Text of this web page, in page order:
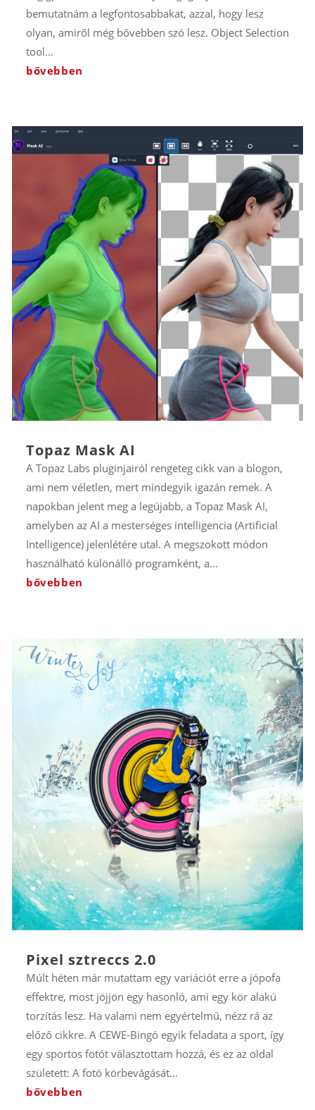
bemutatnám a legfontosabbakat, azzal, hogy lesz
olyan, amiről még bővebben szó lesz. Object Selection
tool...
bővebben
Topaz Mask AI
A Topaz Labs pluginjairól rengeteg cikk van a blogon,
ami nem véletlen, mert mindegyik igazán remek. A
napokban jelent meg a legújabb, a Topaz Mask AI,
amelyben az AI a mesterséges intelligencia (Artificial
Intelligence) jelenlétére utal. A megszokott módon
használható különálló programként, a...
bővebben
Pixel sztreccs 2.0
Múlt héten már mutattam egy variációt erre a jópofa
effektre, most jöjjön egy hasonló, ami egy kör alakú
torzítás lesz. Ha valami nem egyértelmű, nézz rá az
előző cikkre. A CEWE-Bingó egyik feladata a sport, így
egy sportos fotót választottam hozzá, és ez az oldal
született: A fotó körbevágását...
bővebben